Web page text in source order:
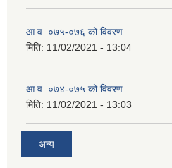
आ.व. ०७५-०७६ को विवरण
मिति: 11/02/2021 - 13:04
आ.व. ०७४-०७५ को विवरण
मिति: 11/02/2021 - 13:03
अन्य